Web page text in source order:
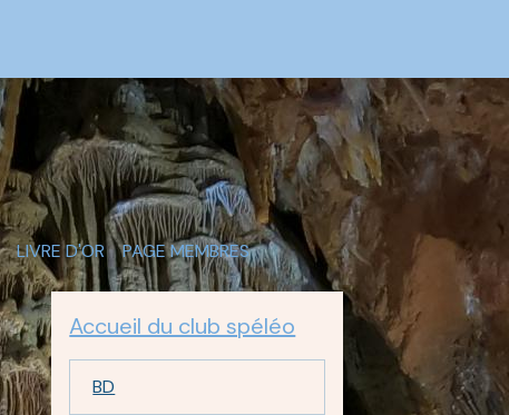
LIVRE D'OR PAGE MEMBRES
Accueil du club spéléo
BD